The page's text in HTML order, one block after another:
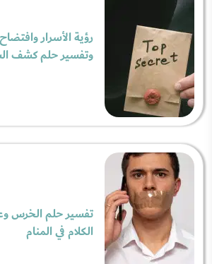
رؤية الأسرار
وتفسير حلم كشف
تفسير حلم الخرس
الكلام في المنام